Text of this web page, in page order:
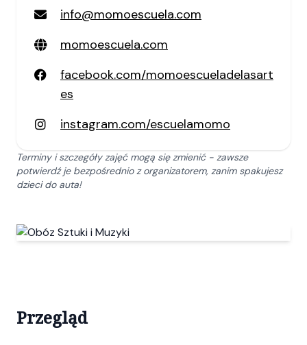
info@momoescuela.com
momoescuela.com
facebook.com/momoescueladelasart
es
instagram.com/escuelamomo
Terminy i szczegóły zajęć mogą się zmienić - zawsze
potwierdź je bezpośrednio z organizatorem, zanim spakujesz
dzieci do auta!
Przegląd